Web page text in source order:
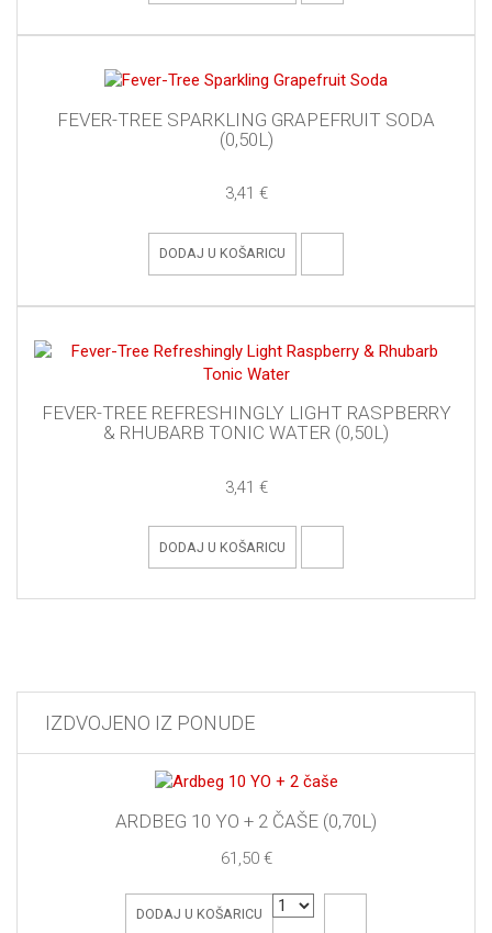
FEVER-TREE SPARKLING GRAPEFRUIT SODA
(0,50L)
3,41 €
DODAJ U KOŠARICU
FEVER-TREE REFRESHINGLY LIGHT RASPBERRY
& RHUBARB TONIC WATER (0,50L)
3,41 €
DODAJ U KOŠARICU
IZDVOJENO IZ PONUDE
ARDBEG 10 YO + 2 ČAŠE (0,70L)
61,50 €
DODAJ U KOŠARICU